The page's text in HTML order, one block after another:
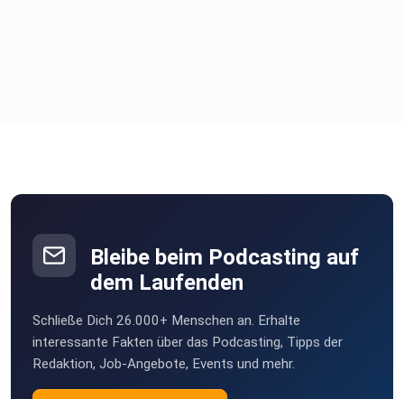
Bleibe beim Podcasting auf
dem Laufenden
Schließe Dich 26.000+ Menschen an. Erhalte
interessante Fakten über das Podcasting, Tipps der
Redaktion, Job-Angebote, Events und mehr.